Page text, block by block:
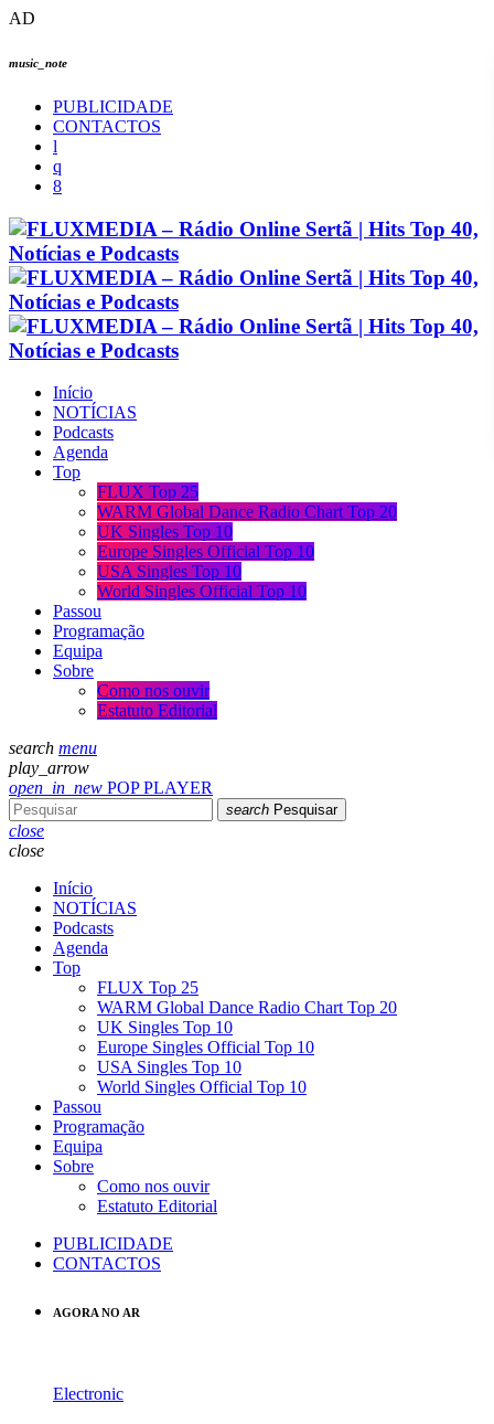
AD
music_note
PUBLICIDADE
CONTACTOS
Início
NOTÍCIAS
Podcasts
Agenda
Top
FLUX Top 25
WARM Global Dance Radio Chart Top 20
UK Singles Top 10
Europe Singles Official Top 10
USA Singles Top 10
World Singles Official Top 10
Passou
Programação
Equipa
Sobre
Como nos ouvir
Estatuto Editorial
search menu
play_arrow
open_in_new POP PLAYER
search Pesquisar
close
close
Início
NOTÍCIAS
Podcasts
Agenda
Top
FLUX Top 25
WARM Global Dance Radio Chart Top 20
UK Singles Top 10
Europe Singles Official Top 10
USA Singles Top 10
World Singles Official Top 10
Passou
Programação
Equipa
Sobre
Como nos ouvir
Estatuto Editorial
PUBLICIDADE
CONTACTOS
AGORA NO AR
Electronic